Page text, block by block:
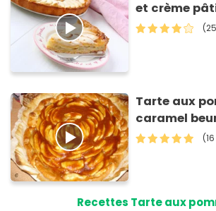
et crème
Tarte aux
caramel
Recettes Tarte aux